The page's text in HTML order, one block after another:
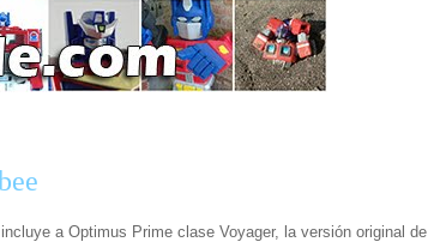
a Optimus Prime clase Voyager, la versión original de